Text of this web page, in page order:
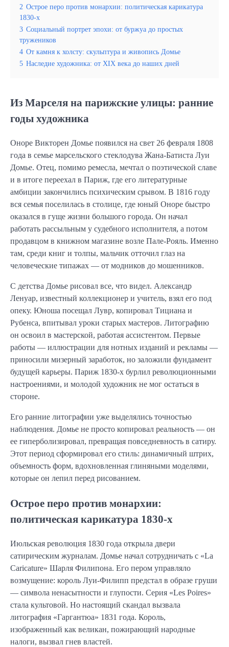
2 Острое перо против монархии: политическая карикатура
1830-х
3 Социальный портрет эпохи: от буржуа до простых
тружеников
4 От камня к холсту: скульптура и живопись Домье
5 Наследие художника: от XIX века до наших дней
Из Марселя на парижские улицы: ранние
годы художника
Оноре Викторен Домье появился на свет 26 февраля 1808
года в семье марсельского стеклодува Жана-Батиста Луи
Домье. Отец, помимо ремесла, мечтал о поэтической славе
и в итоге переехал в Париж, где его литературные
амбиции закончились психическим срывом. В 1816 году
вся семья поселилась в столице, где юный Оноре быстро
оказался в гуще жизни большого города. Он начал
работать рассыльным у судебного исполнителя, а потом
продавцом в книжном магазине возле Пале-Рояль. Именно
там, среди книг и толпы, мальчик отточил глаз на
человеческие типажах — от модников до мошенников.
С детства Домье рисовал все, что видел. Александр
Ленуар, известный коллекционер и учитель, взял его под
опеку. Юноша посещал Лувр, копировал Тициана и
Рубенса, впитывал уроки старых мастеров. Литографию
он освоил в мастерской, работая ассистентом. Первые
работы — иллюстрации для нотных изданий и рекламы —
приносили мизерный заработок, но заложили фундамент
будущей карьеры. Париж 1830-х бурлил революционными
настроениями, и молодой художник не мог остаться в
стороне.
Его ранние литографии уже выделялись точностью
наблюдения. Домье не просто копировал реальность — он
ее гиперболизировал, превращая повседневность в сатиру.
Этот период сформировал его стиль: динамичный штрих,
объемность форм, вдохновленная глиняными моделями,
которые он лепил перед рисованием.
Острое перо против монархии:
политическая карикатура 1830-х
Июльская революция 1830 года открыла двери
сатирическим журналам. Домье начал сотрудничать с «La
Caricature» Шарля Филипона. Его пером управляло
возмущение: король Луи-Филипп предстал в образе груши
— символа ненасытности и глупости. Серия «Les Poires»
стала культовой. Но настоящий скандал вызвала
литография «Гаргантюа» 1831 года. Король,
изображенный как великан, пожирающий народные
налоги, вызвал гнев властей.